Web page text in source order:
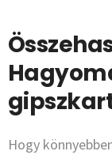
Hogy